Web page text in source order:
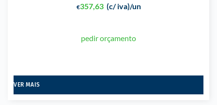
€357,63 (c/ iva)/un
pedir orçamento
VER MAIS